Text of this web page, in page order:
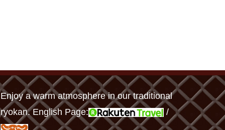
Enjoy a warm atmosphere in our traditional
ryokan. English Page:
/